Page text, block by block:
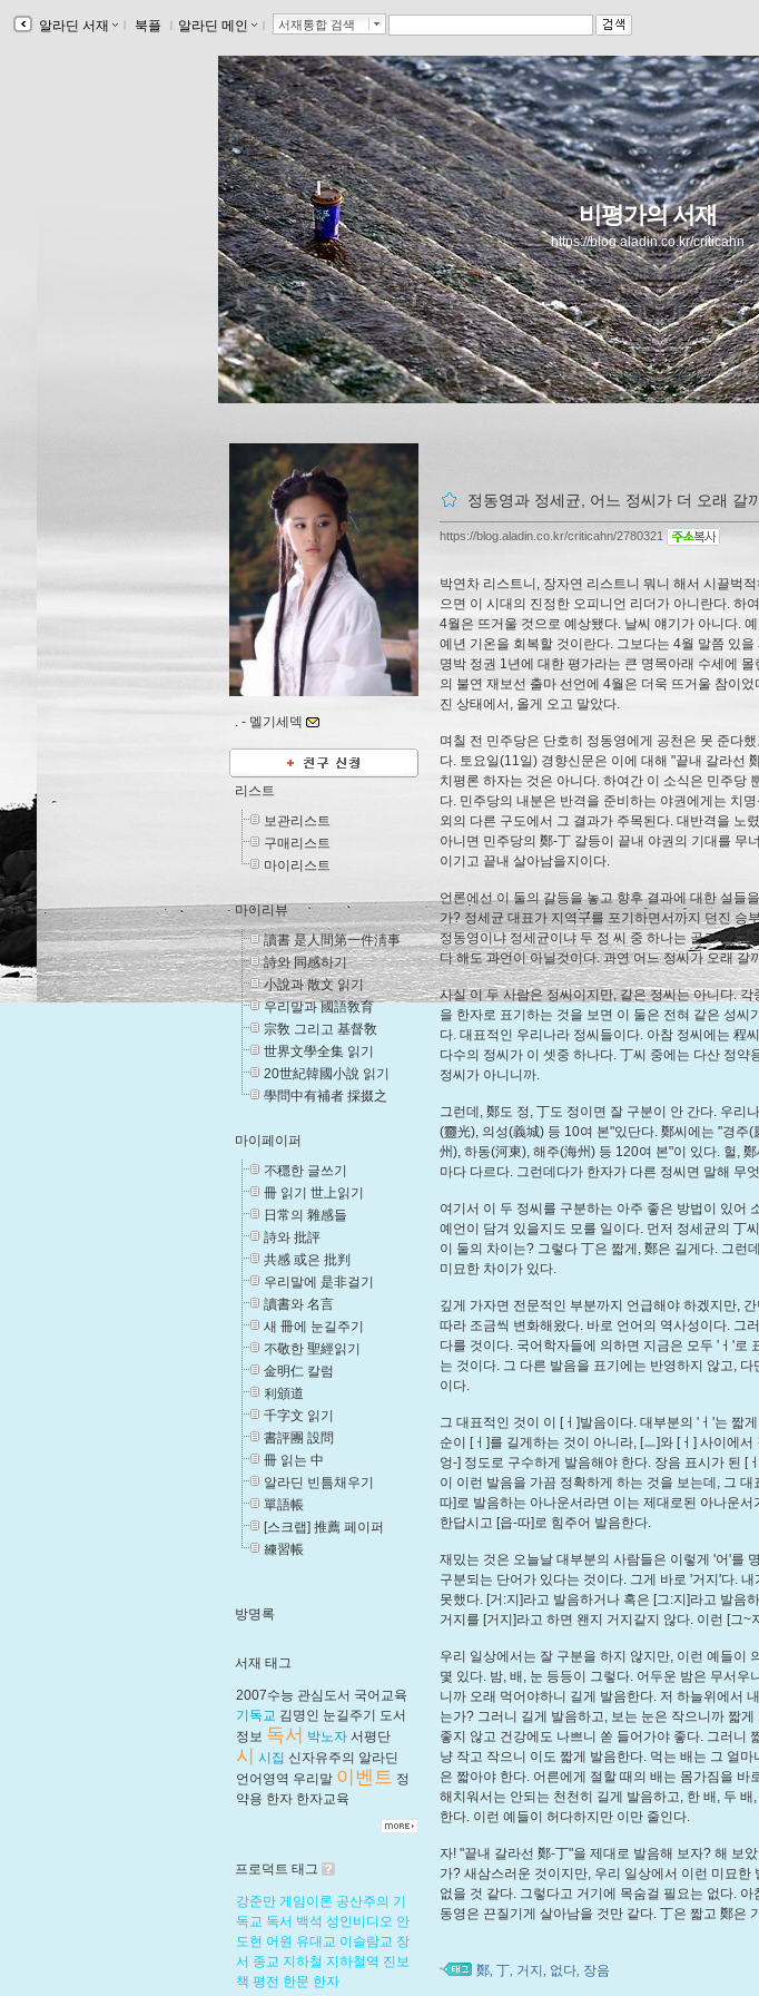
알라딘 서재 ｌ 북플 ｌ 알라딘 메인 ｌ 서재통합 검색
비평가의 서재
https://blog.aladin.co.kr/criticahn
. - 멜기세덱
리스트
보관리스트
구매리스트
마이리스트
마이리뷰
讀書 是人間第一件淸事
詩와 同感하기
小說과 散文 읽기
우리말과 國語敎育
宗敎 그리고 基督敎
世界文學全集 읽기
20世紀韓國小說 읽기
學問中有補者 採掇之
마이페이퍼
不穩한 글쓰기
冊 읽기 世上읽기
日常의 雜感들
詩와 批評
共感 或은 批判
우리말에 是非걸기
讀書와 名言
새 冊에 눈길주기
不敬한 聖經읽기
金明仁 칼럼
利頒道
千字文 읽기
書評團 設問
冊 읽는 中
알라딘 빈틈채우기
單語帳
[스크랩] 推薦 페이퍼
練習帳
방명록
서재 태그
2007수능 관심도서 국어교육
기독교 김명인 눈길주기 도서
정보 독서 박노자 서평단
시 시집 신자유주의 알라딘
언어영역 우리말 이벤트 정
약용 한자 한자교육
프로덕트 태그
강준만 게임이론 공산주의 기
독교 독서 백석 성인비디오 안
도현 어원 유대교 이슬람교 장
서 종교 지하철 지하철역 진보
책 평전 한문 한자
정동영과 정세균, 어느 정씨가 더 오래 갈
https://blog.aladin.co.kr/criticahn/2780321
박연차 리스트니, 장자연 리스트니 뭐니 해서 시끌벅
으면 이 시대의 진정한 오피니언 리더가 아니란다. 하
4월은 뜨거울 것으로 예상됐다. 날씨 얘기가 아니다.
예년 기온을 회복할 것이란다. 그보다는 4월 말쯤 있
명박 정권 1년에 대한 평가라는 큰 명목아래 수세에
의 불연 재보선 출마 선언에 4월은 더욱 뜨거울 참이
진 상태에서, 올게 오고 말았다.
며칠 전 민주당은 단호히 정동영에게 공천은 못 준다
다. 토요일(11일) 경향신문은 이에 대해 "끝내 갈라선
치평론 하자는 것은 아니다. 하여간 이 소식은 민주당
다. 민주당의 내분은 반격을 준비하는 야권에게는 치
외의 다른 구도에서 그 결과가 주목된다. 대반격을 노
아니면 민주당의 鄭-丁 갈등이 끝내 야권의 기대를 무
이기고 끝내 살아남을지이다.
언론에선 이 둘의 갈등을 놓고 향후 결과에 대한 설들
가? 정세균 대표가 지역구를 포기하면서까지 던진 승
정동영이냐 정세균이냐 두 정 씨 중 하나는 골로 갈
다 해도 과언이 아닐것이다. 과연 어느 정씨가 오래 갈
사실 이 두 사람은 정씨이지만, 같은 정씨는 아니다.
을 한자로 표기하는 것을 보면 이 둘은 전혀 같은 성씨
다. 대표적인 우리나라 정씨들이다. 아참 정씨에는 程
다수의 정씨가 이 셋중 하나다. 丁씨 중에는 다산 정
정씨가 아니니까.
그런데, 鄭도 정, 丁도 정이면 잘 구분이 안 간다. 우리
(靈光), 의성(義城) 등 10여 본"있단다. 鄭씨에는 "경주
州), 하동(河東), 해주(海州) 등 120여 본"이 있다. 헐,
마다 다르다. 그런데다가 한자가 다른 정씨면 말해 무
여기서 이 두 정씨를 구분하는 아주 좋은 방법이 있어
예언이 담겨 있을지도 모를 일이다. 먼저 정세균의 丁
이 둘의 차이는? 그렇다 丁은 짧게, 鄭은 길게다. 그런
미묘한 차이가 있다.
깊게 가자면 전문적인 부분까지 언급해야 하겠지만,
따라 조금씩 변화해왔다. 바로 언어의 역사성이다. 그
다를 것이다. 국어학자들에 의하면 지금은 모두 'ㅓ'로
는 것이다. 그 다른 발음을 표기에는 반영하지 않고,
이다.
그 대표적인 것이 이 [ㅓ]발음이다. 대부분의 'ㅓ'는 짧
순이 [ㅓ]를 길게하는 것이 아니라, [ㅡ]와 [ㅓ] 사이에
엉-] 정도로 구수하게 발음해야 한다. 장음 표시가 된 [
이 이런 발음을 가끔 정확하게 하는 것을 보는데, 그
따]로 발음하는 아나운서라면 이는 제대로된 아나운
한답시고 [읍-따]로 힘주어 발음한다.
재밌는 것은 오늘날 대부분의 사람들은 이렇게 '어'를
구분되는 단어가 있다는 것이다. 그게 바로 '거지'다.
못했다. [거:지]라고 발음하거나 혹은 [그:지]라고 발음
거지를 [거지]라고 하면 왠지 거지같지 않다. 이런 [그
우리 일상에서는 잘 구분을 하지 않지만, 이런 예들이
몇 있다. 밤, 배, 눈 등등이 그렇다. 어두운 밤은 무서
니까 오래 먹어야하니 길게 발음한다. 저 하늘위에서
는가? 그러니 길게 발음하고, 보는 눈은 작으니까 짧
좋지 않고 건강에도 나쁘니 쏟 들어가야 좋다. 그러니
냥 작고 작으니 이도 짧게 발음한다. 먹는 배는 그 얼
은 짧아야 한다. 어른에게 절할 때의 배는 몸가짐을
해치워서는 안되는 천천히 길게 발음하고, 한 배, 두
한다. 이런 예들이 허다하지만 이만 줄인다.
자! "끝내 갈라선 鄭-丁"을 제대로 발음해 보자? 해 보
가? 새삼스러운 것이지만, 우리 일상에서 이런 미묘
없을 것 같다. 그렇다고 거기에 목숨걸 필요는 없다.
동영은 끈질기게 살아남을 것만 같다. 丁은 짧고 鄭은
鄭, 丁, 거지 , 없다, 장음